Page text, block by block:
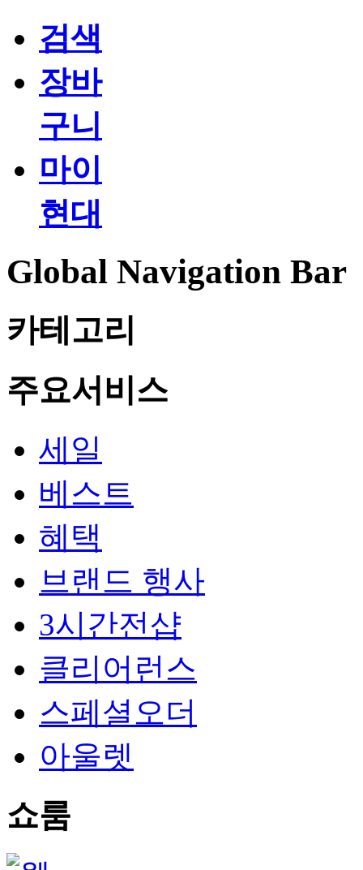
검색
장바
구니
마이
현대
Global Navigation Bar
카테고리
주요서비스
세일
베스트
혜택
브랜드 행사
3시간전샵
클리어런스
스페셜오더
아울렛
쇼룸